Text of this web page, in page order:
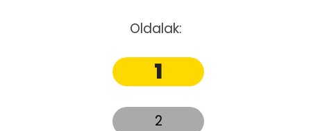
Oldalak:
1
2